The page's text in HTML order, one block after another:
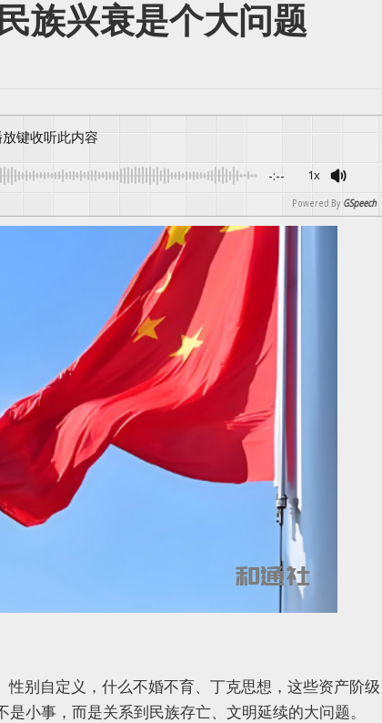
族兴衰是个大问题
放键收听此内容
-:-- 1x
Powered By GSpeech
别自定义，什么不婚不育、丁克思想，这些资产阶级
小事，而是关系到民族存亡、文明延续的大问题。